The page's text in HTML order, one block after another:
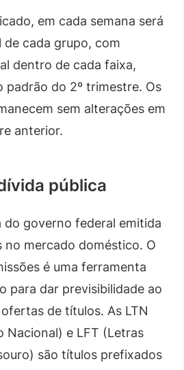
em cada semana será
cada grupo, com
dentro de cada faixa,
padrão do 2º trimestre. Os
sem alterações em
anterior.
pública
do governo federal emitida
no mercado doméstico. O
é uma ferramenta
para dar previsibilidade ao
de títulos. As LTN
Nacional) e LFT (Letras
são títulos prefixados